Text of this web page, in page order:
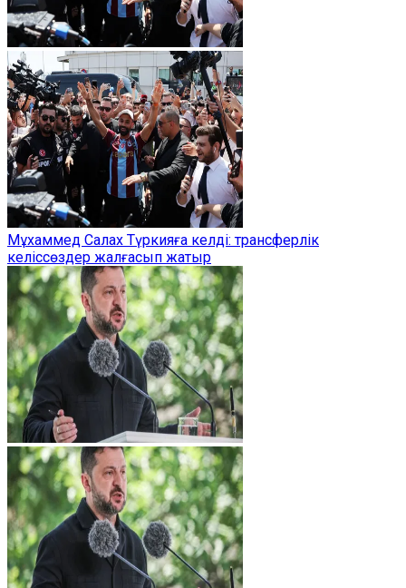
Мұхаммед Салах Түркияға келді: трансферлік
келіссөздер жалғасып жатыр